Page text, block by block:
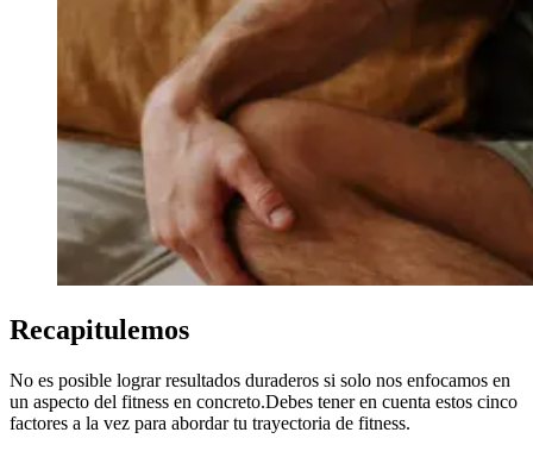
Recapitulemos
No es posible lograr resultados duraderos si solo nos enfocamos en
un aspecto del fitness en concreto.Debes tener en cuenta estos cinco
factores a la vez para abordar tu trayectoria de fitness.